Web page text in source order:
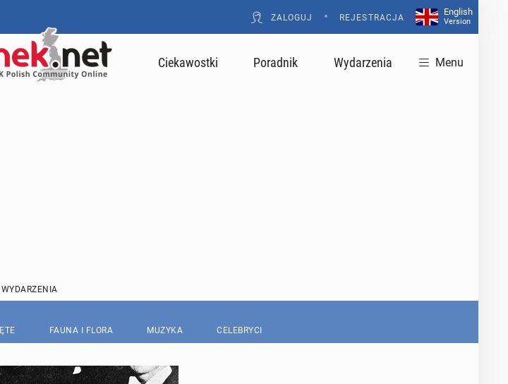
ZALOGUJ • REJESTRACJA
English
Version
Ciekawostki Poradnik Wydarzenia Menu
WYDARZENIA
FAUNA I FLORA MUZYKA CELEBRYCI